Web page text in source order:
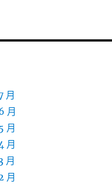
月
月
月
月
月
月